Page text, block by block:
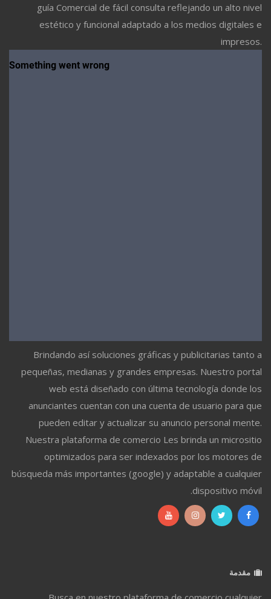
guía Comercial de fácil consulta reflejando un alto nivel
estético y funcional adaptado a los medios digitales e
impresos.
Brindando así soluciones gráficas y publicitarias tanto a
pequeñas, medianas y grandes empresas. Nuestro portal
web está diseñado con última tecnología donde los
anunciantes cuentan con una cuenta de usuario para que
pueden editar y actualizar su anuncio personal mente.
Nuestra plataforma de comercio Les brinda un micrositio
optimizados para ser indexados por los motores de
búsqueda más importantes (google) y adaptable a cualquier
dispositivo móvil.
مقدمة